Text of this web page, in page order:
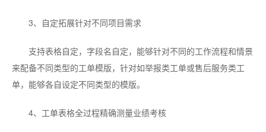
3、自定拓展针对不同项目需求
支持表格自定，字段名自定，能够针对不同的工作流程和情景
来配备不同类型的工单模版，针对如举报类工单或售后服务类工
单，能够各自设定不同类型的模版。
4、工单表格全过程精确测量业绩考核